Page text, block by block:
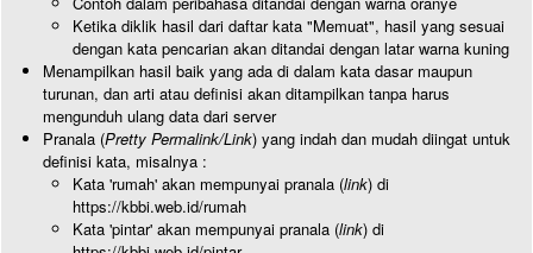
Ketika diklik hasil dari daftar kata "Memuat", hasil yang sesuai
dengan kata pencarian akan ditandai dengan latar warna kuning
Menampilkan hasil baik yang ada di dalam kata dasar maupun
turunan, dan arti atau definisi akan ditampilkan tanpa harus
mengunduh ulang data dari server
Pranala (Pretty Permalink/Link) yang indah dan mudah diingat untuk
definisi kata, misalnya :
Kata 'rumah' akan mempunyai pranala (link) di
https://kbbi.web.id/rumah
Kata 'pintar' akan mempunyai pranala (link) di